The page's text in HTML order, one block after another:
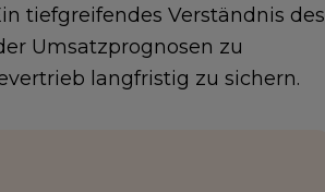
tiefgreifendes Verständnis des
Umsatzprognosen zu
langfristig zu sichern.